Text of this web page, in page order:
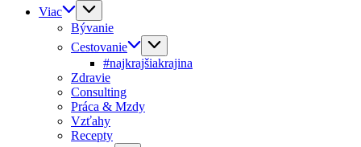
Viac
Bývanie
Cestovanie
#najkrajšiakrajina
Zdravie
Consulting
Práca & Mzdy
Vzťahy
Recepty